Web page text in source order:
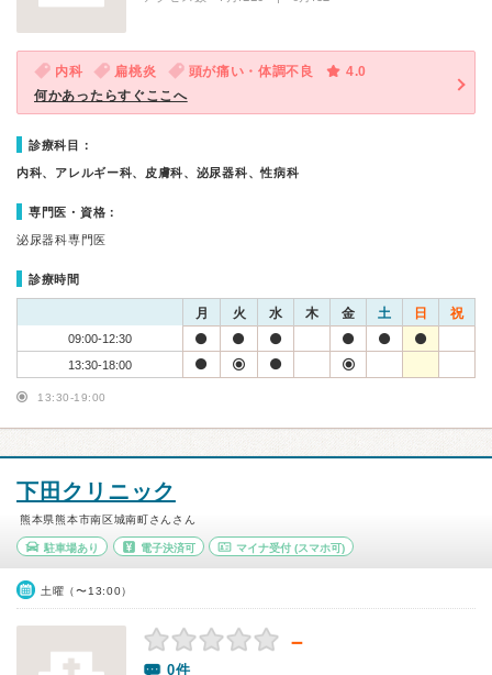
内科 扁桃炎 頭が痛い・体調不良
4.0
何かあったらすぐここへ
診療科目：
内科、アレルギー科、皮膚科、泌尿器科、性病科
専門医・資格：
泌尿器科専門医
診療時間
月 火 水 木 金 土 日 祝
09:00-12:30
13:30-18:00
13:30-19:00
下田クリニック
熊本県熊本市南区城南町さんさん
駐車場あり 電子決済可 マイナ受付 (スマホ可)
土曜（〜13:00）
－
0件